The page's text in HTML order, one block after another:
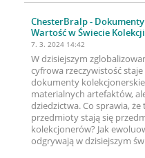
ChesterBralp-
Wartość w Świecie Kolekcji
7. 3. 2024 14:42
W dzisiejszym
cyfrowa rzeczywistość
dokumenty
materialnych artefaktów,
dziedzictwa. Co sprawia,
przedmioty stają się
kolekcjonerów? Jak
odgrywają w dzisiejszym